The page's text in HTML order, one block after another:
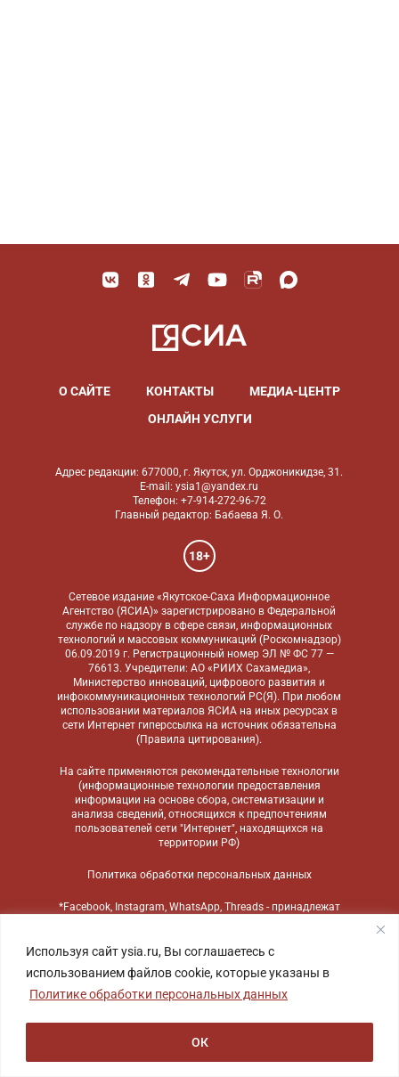
Используя сайт ysia.ru, Вы соглашаетесь с
использованием файлов cookie, которые указаны в
Политике обработки персональных данных
ОК
О САЙТЕ КОНТАКТЫ
МЕДИА-ЦЕНТР
ОНЛАЙН УСЛУГИ
Адрес редакции: 677000, г. Якутск, ул. Орджоникидзе, 31.
E-mail: ysia1@yandex.ru
Телефон: +7-914-272-96-72
Главный редактор: Бабаева Я. О.
18+
Сетевое издание «Якутское-Саха Информационное
Агентство (ЯСИА)» зарегистрировано в Федеральной
службе по надзору в сфере связи, информационных
технологий и массовых коммуникаций (Роскомнадзор)
06.09.2019 г. Регистрационный номер ЭЛ № ФС 77 —
76613. Учредители: АО «РИИХ Сахамедиа»,
Министерство инноваций, цифрового развития и
инфокоммуникационных технологий РС(Я). При любом
использовании материалов ЯСИА на иных ресурсах в
сети Интернет гиперссылка на источник обязательна
(Правила цитирования).
На сайте применяются рекомендательные технологии
(информационные технологии предоставления
информации на основе сбора, систематизации и
анализа сведений, относящихся к предпочтениям
пользователей сети "Интернет", находящихся на
территории РФ)
Политика обработки персональных данных
*Facebook, Instagram, WhatsApp, Threads - принадлежат